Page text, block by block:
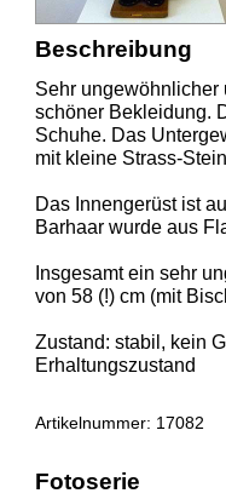
Beschreibung
Sehr ungewöhnlicher
schöner Bekleidung.
Schuhe. Das
mit kleine Strass-
Das Innengerüst ist
Barhaar wurde aus
Insgesamt ein sehr
von 58 (!) cm (mit
Zustand: stabil, kein
Erhaltungszustand
Artikelnummer: 17082
Fotoserie